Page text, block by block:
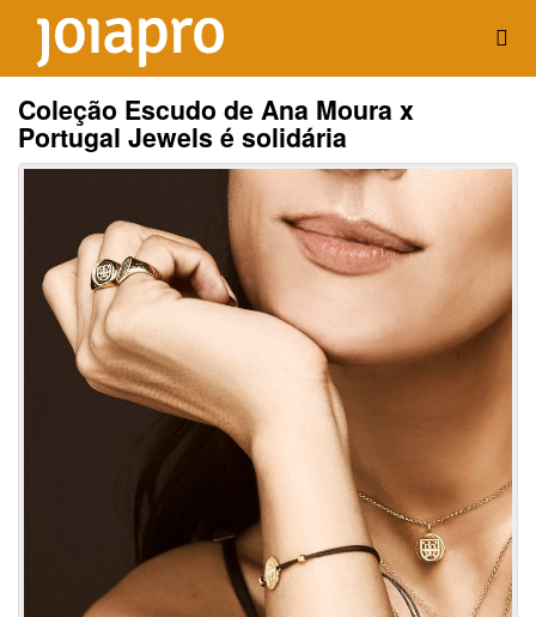
Coleção Escudo de Ana Moura x
Portugal Jewels é solidária